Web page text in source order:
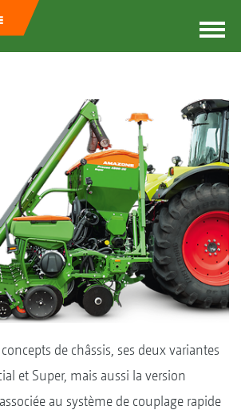
de châssis, ses deux variantes
et Super, mais aussi la version
au système de couplage rapide